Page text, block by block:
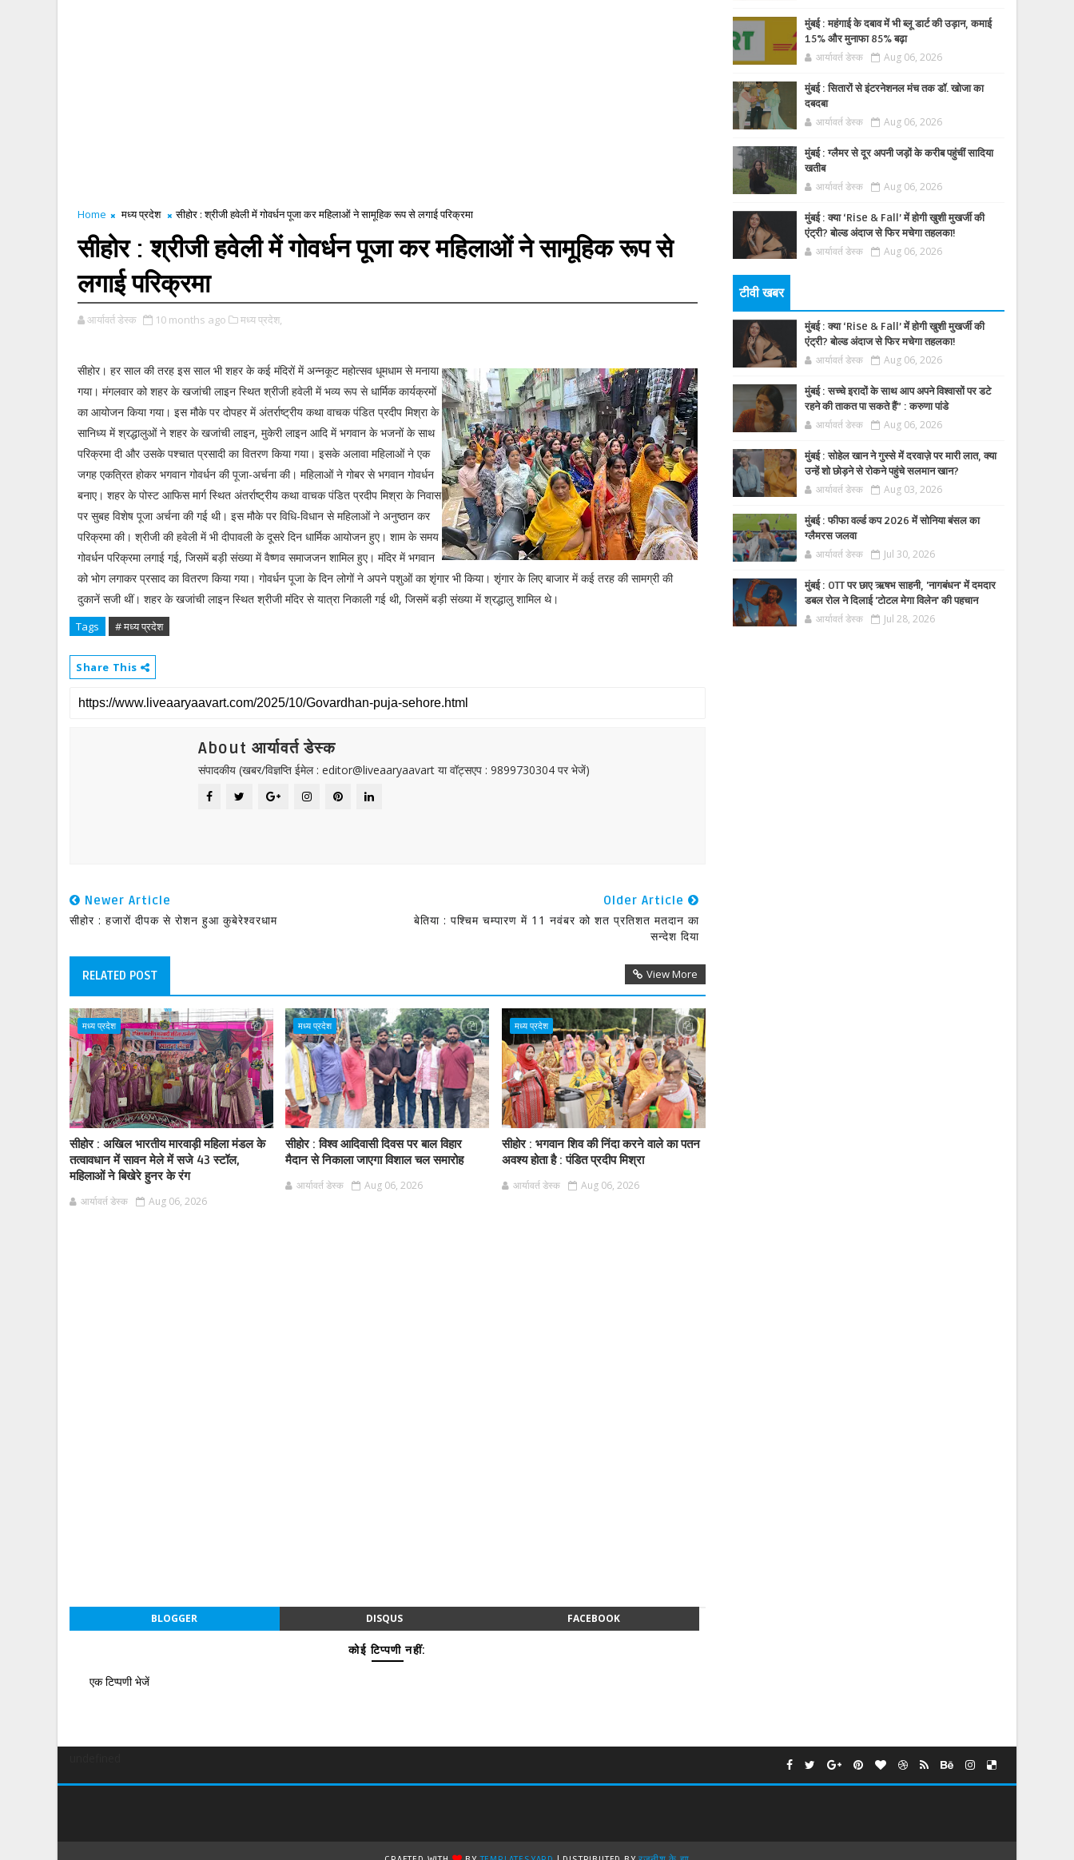
Home मध्य प्रदेश सीहोर : श्रीजी हवेली में गोवर्धन पूजा कर महिलाओं ने सामूहिक रूप से लगाई परिक्रमा
सीहोर : श्रीजी हवेली में गोवर्धन पूजा कर महिलाओं ने सामूहिक रूप से
लगाई परिक्रमा
आर्यावर्त डेस्क 10 months ago मध्य प्रदेश,
सीहोर। हर साल की तरह इस साल भी शहर के कई मंदिरों में अन्नकूट महोत्सव धूमधाम से मनाया
गया। मंगलवार को शहर के खजांची लाइन स्थित श्रीजी हवेली में भव्य रूप से धार्मिक कार्यक्रमों
का आयोजन किया गया। इस मौके पर दोपहर में अंतर्राष्ट्रीय कथा वाचक पंडित प्रदीप मिश्रा के
सानिध्य में श्रद्धालुओं ने शहर के खजांची लाइन, मुकेरी लाइन आदि में भगवान के भजनों के साथ
परिक्रमा दी और उसके पश्चात प्रसादी का वितरण किया गया। इसके अलावा महिलाओं ने एक
जगह एकत्रित होकर भगवान गोवर्धन की पूजा-अर्चना की। महिलाओं ने गोबर से भगवान गोवर्धन
बनाए। शहर के पोस्ट आफिस मार्ग स्थित अंतर्राष्ट्रीय कथा वाचक पंडित प्रदीप मिश्रा के निवास
पर सुबह विशेष पूजा अर्चना की गई थी। इस मौके पर विधि-विधान से महिलाओं ने अनुष्ठान कर
परिक्रमा की। श्रीजी की हवेली में भी दीपावली के दूसरे दिन धार्मिक आयोजन हुए। शाम के समय
गोवर्धन परिक्रमा लगाई गई, जिसमें बड़ी संख्या में वैष्णव समाजजन शामिल हुए। मंदिर में भगवान
को भोग लगाकर प्रसाद का वितरण किया गया। गोवर्धन पूजा के दिन लोगों ने अपने पशुओं का शृंगार भी किया। शृंगार के लिए बाजार में कई तरह की सामग्री की
दुकानें सजी थीं। शहर के खजांची लाइन स्थित श्रीजी मंदिर से यात्रा निकाली गई थी, जिसमें बड़ी संख्या में श्रद्धालु शामिल थे।
Tags # मध्य प्रदेश
Share This
About आर्यावर्त डेस्क
संपादकीय (खबर/विज्ञप्ति ईमेल : editor@liveaaryaavart या वॉट्सएप : 9899730304 पर भेजें)
Newer Article
सीहोर : हजारों दीपक से रोशन हुआ कुबेरेश्वरधाम
Older Article
बेतिया : पश्चिम चम्पारण में 11 नवंबर को शत प्रतिशत मतदान का
सन्देश दिया
RELATED POST View More
मध्य प्रदेश
सीहोर : अखिल भारतीय मारवाड़ी महिला मंडल के
तत्वावधान में सावन मेले में सजे 43 स्टॉल,
महिलाओं ने बिखेरे हुनर के रंग
आर्यावर्त डेस्क Aug 06, 2026
मध्य प्रदेश
सीहोर : विश्व आदिवासी दिवस पर बाल विहार
मैदान से निकाला जाएगा विशाल चल समारोह
आर्यावर्त डेस्क Aug 06, 2026
मध्य प्रदेश
सीहोर : भगवान शिव की निंदा करने वाले का पतन
अवश्य होता है : पंडित प्रदीप मिश्रा
आर्यावर्त डेस्क Aug 06, 2026
BLOGGER DISQUS FACEBOOK
कोई टिप्पणी नहीं:
एक टिप्पणी भेजें
मुंबई : महंगाई के दबाव में भी ब्लू डार्ट की उड़ान, कमाई
15% और मुनाफा 85% बढ़ा
आर्यावर्त डेस्क Aug 06, 2026
मुंबई : सितारों से इंटरनेशनल मंच तक डॉ. खोजा का
दबदबा
आर्यावर्त डेस्क Aug 06, 2026
मुंबई : ग्लैमर से दूर अपनी जड़ों के करीब पहुंचीं सादिया
खतीब
आर्यावर्त डेस्क Aug 06, 2026
मुंबई : क्या ‘Rise & Fall’ में होगी खुशी मुखर्जी की
एंट्री? बोल्ड अंदाज से फिर मचेगा तहलका!
आर्यावर्त डेस्क Aug 06, 2026
टीवी खबर
मुंबई : क्या ‘Rise & Fall’ में होगी खुशी मुखर्जी की
एंट्री? बोल्ड अंदाज से फिर मचेगा तहलका!
आर्यावर्त डेस्क Aug 06, 2026
मुंबई : सच्चे इरादों के साथ आप अपने विश्वासों पर डटे
रहने की ताकत पा सकते हैं” : करुणा पांडे
आर्यावर्त डेस्क Aug 06, 2026
मुंबई : सोहेल खान ने गुस्से में दरवाज़े पर मारी लात, क्या
उन्हें शो छोड़ने से रोकने पहुंचे सलमान खान?
आर्यावर्त डेस्क Aug 03, 2026
मुंबई : फीफा वर्ल्ड कप 2026 में सोनिया बंसल का
ग्लैमरस जलवा
आर्यावर्त डेस्क Jul 30, 2026
मुंबई : OTT पर छाए ऋषभ साहनी, 'नागबंधन' में दमदार
डबल रोल ने दिलाई 'टोटल मेगा विलेन' की पहचान
आर्यावर्त डेस्क Jul 28, 2026